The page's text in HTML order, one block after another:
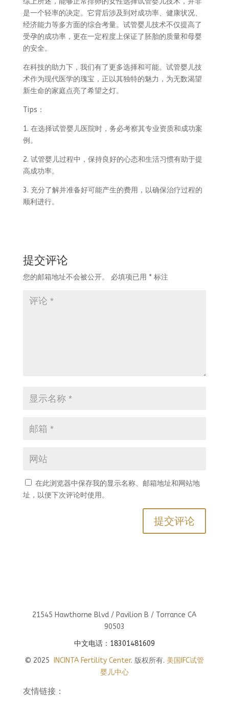
是一个轻率的决定。它背后涉及到对成功率、健康状况、
经济能力等多方面的综合考量。试管婴儿技术不仅提高了
受孕的成功率，更在一定程度上保证了胚胎的质量和母婴
的安全。
在科技的助力下，我们有了更多选择和可能。试管婴儿技
术作为现代医学的瑰宝，正以其独特的魅力，为无数渴望
新生命的家庭点亮了希望之灯。
Tips：
1. 在选择试管婴儿医院时，务必考察其专业资质和成功案
例。
2. 试管婴儿过程中，保持良好的心态和生活习惯有助于提
高成功率。
3. 充分了解并准备好可能产生的费用，以确保治疗过程的
顺利进行。
提交评论
您的邮箱地址不会被公开。 必填项已用 *标注
在此浏览器中保存我的显示名称、邮箱地址和网站地
址，以便下次评论时使用。
21545 Hawthorne Blvd / Pavilion B / Torrance CA
90503
中文电话：18301481609
© 2025
INCINTA Fertility Center. 版权所有. 美国IFC试管
婴儿中心
友情链接：